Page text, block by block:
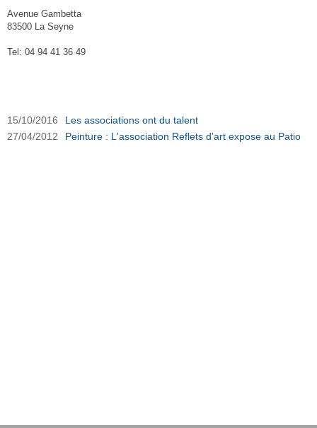
Avenue Gambetta
83500 La Seyne
Tel: 04 94 41 36 49
15/10/2016
Les associations ont du talent
27/04/2012
Peinture : L'association Reflets d'art expose au Patio